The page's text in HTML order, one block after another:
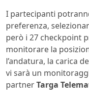
I partecipanti
preferenza,
però i 27 checkpoint
monitorare la
l’andatura, la carica
vi sarà un
partnerTarga